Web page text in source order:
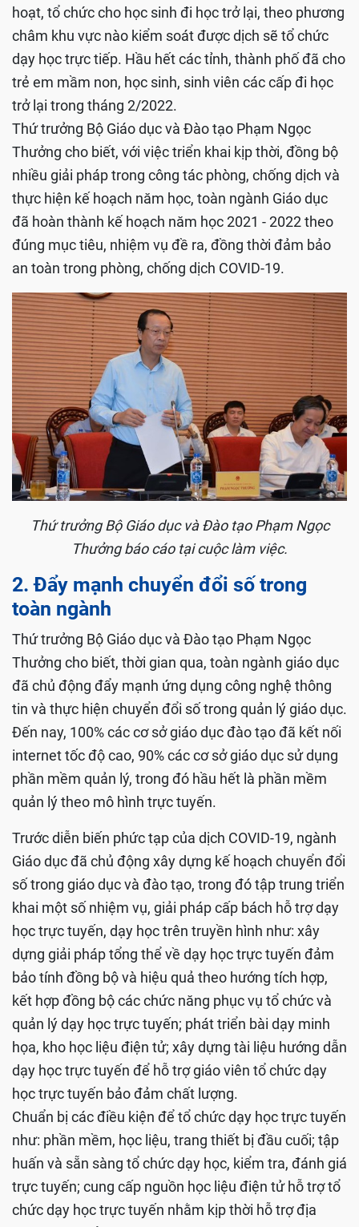
hoạt, tổ chức cho học sinh đi học trở lại, theo phương
châm khu vực nào kiểm soát được dịch sẽ tổ chức
dạy học trực tiếp. Hầu hết các tỉnh, thành phố đã cho
trẻ em mầm non, học sinh, sinh viên các cấp đi học
trở lại trong tháng 2/2022.
Thứ trưởng Bộ Giáo dục và Đào tạo Phạm Ngọc
Thưởng cho biết, với việc triển khai kịp thời, đồng bộ
nhiều giải pháp trong công tác phòng, chống dịch và
thực hiện kế hoạch năm học, toàn ngành Giáo dục
đã hoàn thành kế hoạch năm học 2021 - 2022 theo
đúng mục tiêu, nhiệm vụ đề ra, đồng thời đảm bảo
an toàn trong phòng, chống dịch COVID-19.
Thứ trưởng Bộ Giáo dục và Đào tạo Phạm Ngọc
Thưởng báo cáo tại cuộc làm việc.
2. Đẩy mạnh chuyển đổi số trong
toàn ngành
Thứ trưởng Bộ Giáo dục và Đào tạo Phạm Ngọc
Thưởng cho biết, thời gian qua, toàn ngành giáo dục
đã chủ động đẩy mạnh ứng dụng công nghệ thông
tin và thực hiện chuyển đổi số trong quản lý giáo dục.
Đến nay, 100% các cơ sở giáo dục đào tạo đã kết nối
internet tốc độ cao, 90% các cơ sở giáo dục sử dụng
phần mềm quản lý, trong đó hầu hết là phần mềm
quản lý theo mô hình trực tuyến.
Trước diễn biến phức tạp của dịch COVID-19, ngành
Giáo dục đã chủ động xây dựng kế hoạch chuyển đổi
số trong giáo dục và đào tạo, trong đó tập trung triển
khai một số nhiệm vụ, giải pháp cấp bách hỗ trợ dạy
học trực tuyến, dạy học trên truyền hình như: xây
dựng giải pháp tổng thể về dạy học trực tuyến đảm
bảo tính đồng bộ và hiệu quả theo hướng tích hợp,
kết hợp đồng bộ các chức năng phục vụ tổ chức và
quản lý dạy học trực tuyến; phát triển bài dạy minh
họa, kho học liệu điện tử; xây dựng tài liệu hướng dẫn
dạy học trực tuyến để hỗ trợ giáo viên tổ chức dạy
học trực tuyến bảo đảm chất lượng.
Chuẩn bị các điều kiện để tổ chức dạy học trực tuyến
như: phần mềm, học liệu, trang thiết bị đầu cuối; tập
huấn và sẵn sàng tổ chức dạy học, kiểm tra, đánh giá
trực tuyến; cung cấp nguồn học liệu điện tử hỗ trợ tổ
chức dạy học trực tuyến nhằm kịp thời hỗ trợ địa